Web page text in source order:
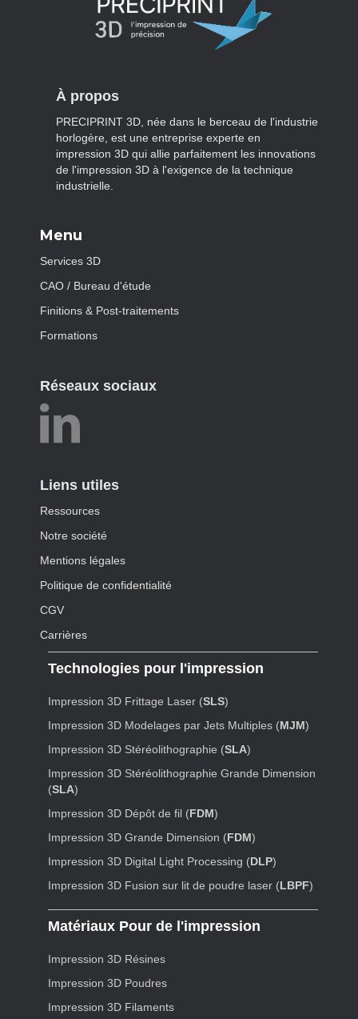
À propos
PRECIPRINT 3D, née dans le berceau de l'industrie
horlogère, est une entreprise experte en
impression 3D qui allie parfaitement les innovations
de l'impression 3D à l'exigence de la technique
industrielle.
Menu
Services 3D
CAO / Bureau d'étude
Finitions & Post-traitements
Formations
Réseaux sociaux
Liens utiles
Ressources
Notre société
Mentions légales
Politique de confidentialité
CGV
Carrières
Technologies pour l'impression
Impression 3D Frittage Laser (SLS)
Impression 3D Modelages par Jets Multiples (MJM)
Impression 3D Stéréolithographie (SLA)
Impression 3D Stéréolithographie Grande Dimension
(SLA)
Impression 3D Dépôt de fil (FDM)
Impression 3D Grande Dimension (FDM)
Impression 3D Digital Light Processing (DLP)
Impression 3D Fusion sur lit de poudre laser (LBPF)
Matériaux Pour de l'impression
Impression 3D Résines
Impression 3D Poudres
Impression 3D Filaments